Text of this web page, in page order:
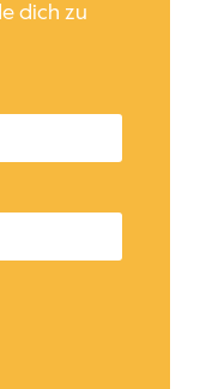
dich zu